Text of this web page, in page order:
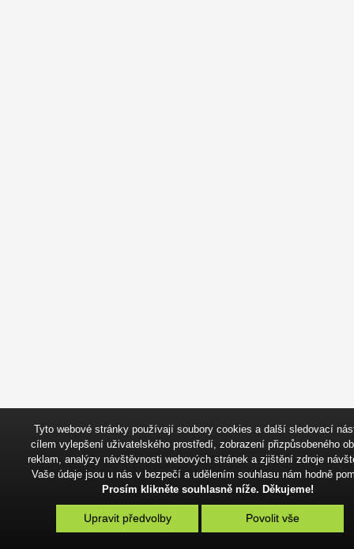
Tyto webové stránky používají soubory cookies a další sledovací
cílem vylepšení uživatelského prostředí, zobrazení přizpůsobeného
reklam, analýzy návštěvnosti webových stránek a zjištění zdroje
Vaše údaje jsou u nás v bezpečí a udělením souhlasu nám hodně
Prosím klikněte souhlasně níže. Děkujeme!
Upravit předvolby Povolit vše